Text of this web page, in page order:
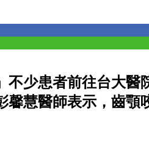
不少患者前往台大醫
慧醫師表示，齒顎